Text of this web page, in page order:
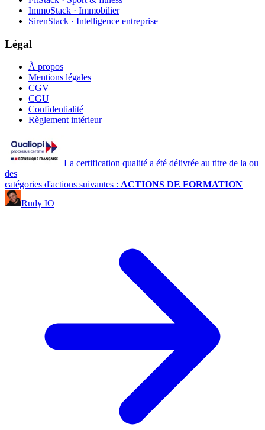
ImmoStack · Immobilier
SirenStack · Intelligence entreprise
Légal
À propos
Mentions légales
CGV
CGU
Confidentialité
Règlement intérieur
La certification qualité a été délivrée au titre de la ou
des
catégories d'actions suivantes : ACTIONS DE FORMATION
Rudy IO